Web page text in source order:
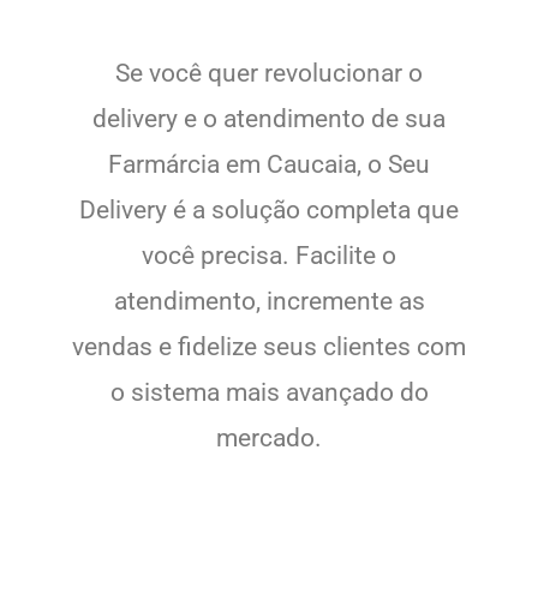
Se você quer revolucionar o
delivery e o atendimento de sua
Farmárcia em Caucaia, o Seu
Delivery é a solução completa que
você precisa. Facilite o
atendimento, incremente as
vendas e fidelize seus clientes com
o sistema mais avançado do
mercado.